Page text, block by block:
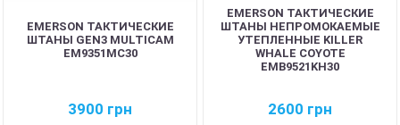
EMERSON ТАКТИЧЕСКИЕ
ШТАНЫ GEN3 MULTICAM
EM9351MC30
3900 грн
EMERSON ТАКТИЧЕСКИЕ
ШТАНЫ НЕПРОМОКАЕМЫЕ
УТЕПЛЕННЫЕ KILLER
WHALE COYOTE
EMB9521KH30
2600 грн